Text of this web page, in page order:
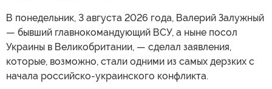
В понедельник, 3 августа 2026 года, Валерий Залужный
— бывший главнокомандующий ВСУ, а ныне посол
Украины в Великобритании, — сделал заявления,
которые, возможно, стали одними из самых дерзких с
начала российско-украинского конфликта.